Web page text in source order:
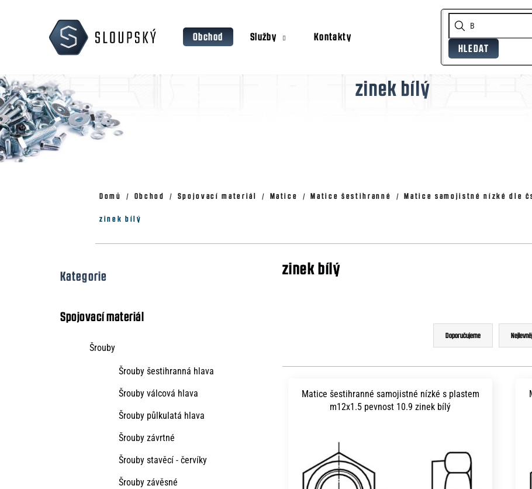
Obchod Služby
Kontakty
HLEDAT
zinek bílý
Domů Obchod Spojovací materiál Matice Matice šestihranné Matice samojistné nízké dle
zinek bílý
Přeskočit
Kategorie
Spojovací materiál
Šrouby
Šrouby šestihranná hlava
Šrouby válcová hlava
Šrouby půlkulatá hlava
Šrouby závrtné
Šrouby stavěcí - červíky
Šrouby závěsné
zinek bílý
Ř
a
z
e
n
r
Doporučujeme
Matice šestihranné samojistné nízké s plastem
m12x1.5 pevnost 10.9 zinek bílý
í
k
Zpět
Zpět
Doporučujeme